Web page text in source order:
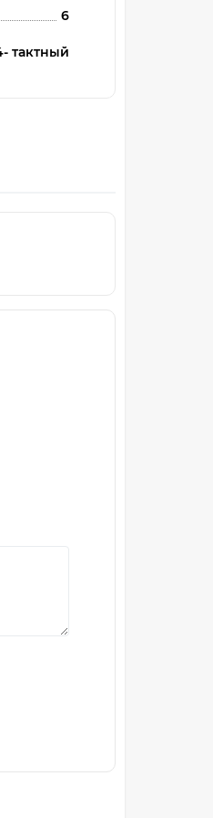
6
тактный